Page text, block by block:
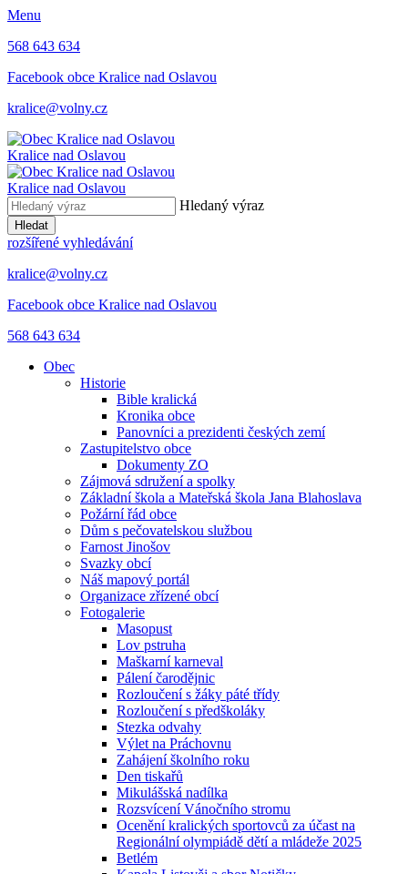
Menu
568 643 634
Facebook obce Kralice nad Oslavou
kralice@volny.cz
Kralice nad Oslavou
Kralice nad Oslavou
Hledaný výraz
Hledat
rozšířené vyhledávání
kralice@volny.cz
Facebook obce Kralice nad Oslavou
568 643 634
Obec
Historie
Bible kralická
Kronika obce
Panovníci a prezidenti českých zemí
Zastupitelstvo obce
Dokumenty ZO
Zájmová sdružení a spolky
Základní škola a Mateřská škola Jana Blahoslava
Požární řád obce
Dům s pečovatelskou službou
Farnost Jinošov
Svazky obcí
Náš mapový portál
Organizace zřízené obcí
Fotogalerie
Masopust
Lov pstruha
Maškarní karneval
Pálení čarodějnic
Rozloučení s žáky páté třídy
Rozloučení s předškoláky
Stezka odvahy
Výlet na Práchovnu
Zahájení školního roku
Den tiskařů
Mikulášská nadílka
Rozsvícení Vánočního stromu
Ocenění kralických sportovců za účast na
Regionální olympiádě dětí a mládeže 2025
Betlém